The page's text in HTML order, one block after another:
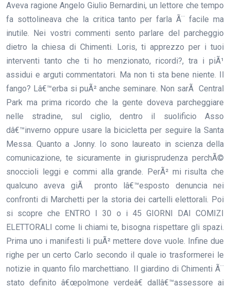
Aveva ragione Angelo Giulio Bernardini, un lettore che tempo
fa sottolineava che la critica tanto per farla Ã¨ facile ma
inutile. Nei vostri commenti sento parlare del parcheggio
dietro la chiesa di Chimenti. Loris, ti apprezzo per i tuoi
interventi tanto che ti ho menzionato, ricordi?, tra i piÃ¹
assidui e arguti commentatori. Ma non ti sta bene niente. Il
fango? Lâ€™erba si puÃ² anche seminare. Non sarÃ Central
Park ma prima ricordo che la gente doveva parcheggiare
nelle stradine, sul ciglio, dentro il suolificio Asso
dâ€™inverno oppure usare la bicicletta per seguire la Santa
Messa. Quanto a Jonny. Io sono laureato in scienza della
comunicazione, te sicuramente in giurisprudenza perchÃ©
snoccioli leggi e commi alla grande. PerÃ² mi risulta che
qualcuno aveva giÃ pronto lâ€™esposto denuncia nei
confronti di Marchetti per la storia dei cartelli elettorali. Poi
si scopre che ENTRO I 30 o i 45 GIORNI DAI COMIZI
ELETTORALI come li chiami te, bisogna rispettare gli spazi.
Prima uno i manifesti li puÃ² mettere dove vuole. Infine due
righe per un certo Carlo secondo il quale io trasformerei le
notizie in quanto filo marchettiano. Il giardino di Chimenti Ã¨
stato definito â€œpolmone verdeâ€ dallâ€™assessore ai